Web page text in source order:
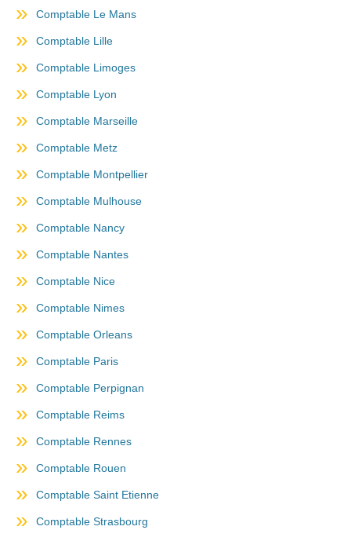
Comptable Le Mans
Comptable Lille
Comptable Limoges
Comptable Lyon
Comptable Marseille
Comptable Metz
Comptable Montpellier
Comptable Mulhouse
Comptable Nancy
Comptable Nantes
Comptable Nice
Comptable Nimes
Comptable Orleans
Comptable Paris
Comptable Perpignan
Comptable Reims
Comptable Rennes
Comptable Rouen
Comptable Saint Etienne
Comptable Strasbourg